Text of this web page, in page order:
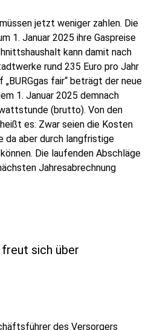
jetzt weniger zahlen. Die
1. Januar 2025 ihre Gaspreise
kann damit nach
rund 235 Euro pro Jahr
„BURGgas fair“ beträgt der neue
1. Januar 2025 demnach
(brutto). Von den
es: Zwar seien die Kosten
da aber durch langfristige
Die laufenden Abschläge
Jahresabrechnung
sich über
des Versorgers